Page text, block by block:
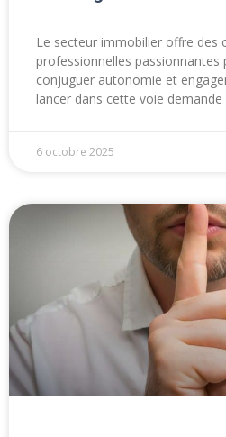
Le secteur immobilier offre des
professionnelles
conjuguer autonomie et
lancer dans cette voie demande
6 octobre 2025